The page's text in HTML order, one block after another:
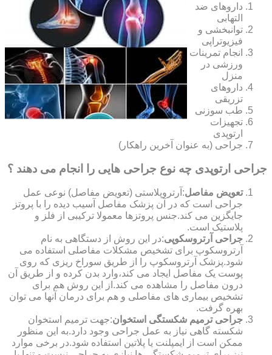
داروهای ضد
التهابی
توانبخشی و
فیزیوتراپی
انجام تمرینات
ورزشی در
منزل
داروهای
تزریقی
طب سوزنی
تجهیزات
ارتوپدی
جراحی (به عنوان آخرین راهکار)
جراحی ارتوپدی چه نوع جراحی هایی را انجام می دهند ؟
تعویض مفاصل:آرتروپلاستی (تعویض مفاصل) نوعی عمل
جراحی است که در آن پزشک مفاصل آسیب دیده را با پروتز
جایگزین می کند.جنس پروتزها معمولا ترکیبی از فلز و
پلاستیک است.
جراحی آرتروسکوپی:در این روش از دستگاهی به نام
آرتروسکوپ برای تشخیص مشکلات مفاصلی استفاده می
شود.پزشک آرتروسکوپ را از طریق سوراخ ریزی که روی
پوست یک مفاصل ایجاد می کند،وارد بدن کرده و از طریق آن
درون مفاصل را مشاهده می کند.از این روش هم برای
تشخیص بیماری های مفاصلی و هم برای درمان آنها می توان
بهره گرفت.
جراحی ترمیم شکستگی استخوان:جهت ترمیم استخوان
شکسته گاهی نیاز به عمل جراحی وجود دارد.به این منظور
ممکن است از ایمپلنت یا پلاتین استفاده شود.در برخی موارد